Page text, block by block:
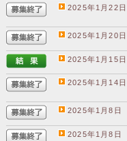
2025年1月22日
2025年1月20日
2025年1月15日
2025年1月14日
2025年1月8日
2025年1月8日